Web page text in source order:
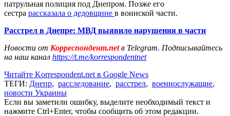
патрульная полиция под Днепром. Позже его
сестра рассказала о дедовщине в воинской части.
Расстрел в Днепре: МВД выявило нарушения в части
Новости от Корреспондент.netв Telegram. Подписывайтесь
на наш канал https://t.me/korrespondentnet
Читайте Korrespondent.net в Google News
ТЕГИ: Днепр, расследование, расстрел, военнослужащие,
новости Украины
Если вы заметили ошибку, выделите необходимый текст и
нажмите Ctrl+Enter, чтобы сообщить об этом редакции.